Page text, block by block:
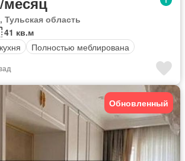
область
41 кв.м
Полностью меблирована
Обновленный